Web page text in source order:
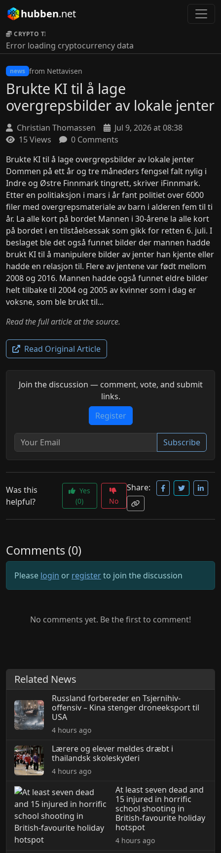
hubben.net
CRYPTO TICKER:
Error loading cryptocurrency data
news from Nettavisen
Brukte KI til å lage
overgrepsbilder av lokale jenter
Christian Thomassen
Jul 9, 2026 at 08:38
15 Views
0 Comments
Brukte KI til å lage overgrepsbilder av lokale jenter
Dommen på ett år og tre måneders fengsel falt nylig i
Indre og Østre Finnmark tingrett, skriver iFinnmark.
Etter en politiaksjon i mars i år fant politiet over 6000
filer med overgrepsmateriale av barn i alderen fem til ti
år. La alle kort på bordet Mannen i 30-årene la alle kort
på bordet i en tilståelsessak som gikk for retten 6. juli. I
beslaget ble det også funnet bilder der mannen hadde
brukt KI til å manipulere bilder av jenter han kjente eller
hadde en relasjon til. Flere av jentene var født mellom
2008 og 2016. Mannen hadde også funnet eldre bilder
helt tilbake til 2004 og 2005 av kvinner som i dag er
voksne, som ble brukt til...
Read the full article at the source.
Read Original Article
Join the discussion — comment, vote, and submit
links.
Register
Subscribe
Was this
helpful?
Yes
(0)
No
Share:
Comments (0)
Please login or registerto join the discussion
No comments yet. Be the first to comment!
Related News
Russland forbereder en Tsjernihiv-
offensiv – Kina stenger droneeksport til
USA
4 hours ago
Lærere og elever meldes dræbt i
thailandsk skoleskyderi
4 hours ago
At least seven dead and
15 injured in horrific
school shooting in
British-favourite holiday
hotspot
4 hours ago